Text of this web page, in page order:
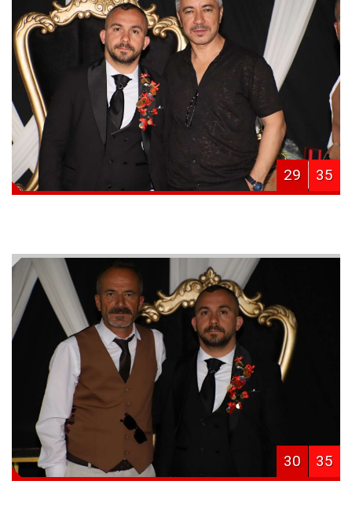
29 35
30 35